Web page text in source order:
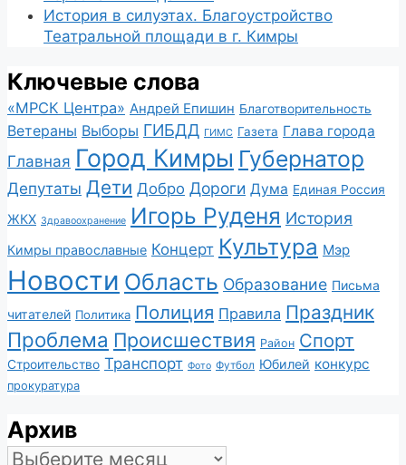
История в силуэтах. Благоустройство
Театральной площади в г. Кимры
Ключевые слова
«МРСК Центра» Андрей Епишин Благотворительность
Ветераны Выборы ГИБДД ГИМС Газета Глава города
Главная Город Кимры Губернатор
Депутаты Дети Добро Дороги Дума Единая Россия
ЖКХ Здравоохранение Игорь Руденя История
Кимры православные Концерт Культура Мэр
Новости Область Образование Письма
читателей Политика Полиция Правила Праздник
Проблема Происшествия Район Спорт
Строительство Транспорт Фото Футбол Юбилей конкурс
прокуратура
Архив
Архив